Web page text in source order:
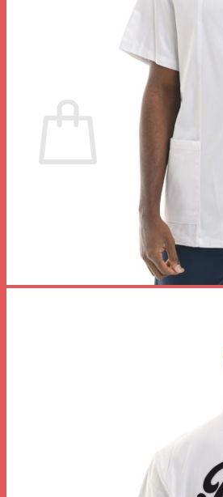
Votre panier est vide.
Retour à la boutique
Retour à la boutique